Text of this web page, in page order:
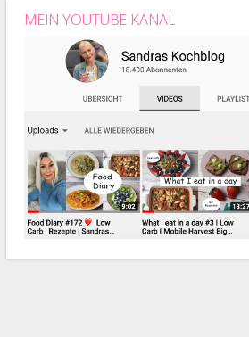
MEIN YOUTUBE KANAL